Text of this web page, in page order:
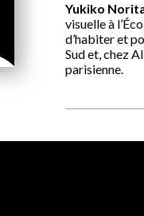
Yukiko
visuelle à
d’habiter et
Sud et, chez
parisienne.